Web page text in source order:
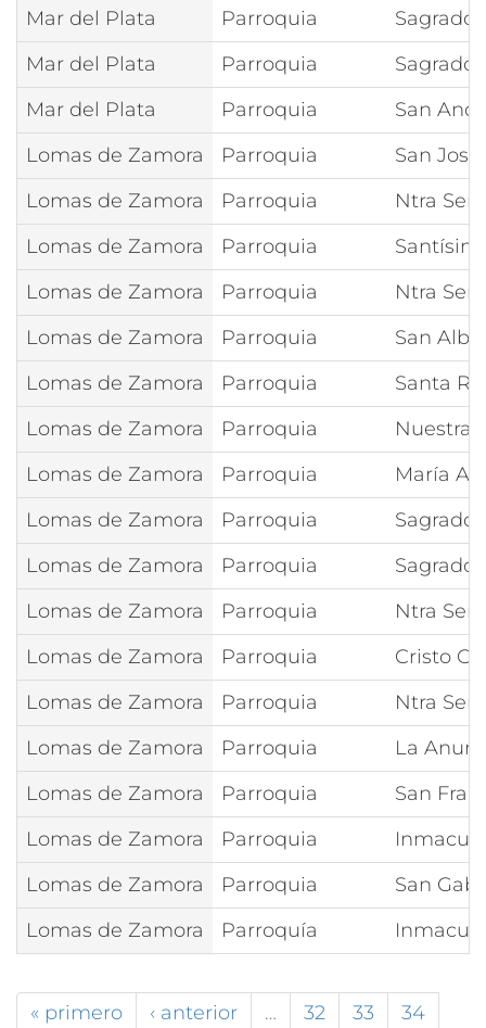
Mar del Plata Parroquia
Sagrado
Mar del Plata
Parroquia
Sagrado
Mar del Plata
Parroquia
San
Lomas de Zamora
Parroquia
San
Lomas de Zamora
Parroquia
Ntra
Lomas de Zamora
Parroquia
Lomas de Zamora
Parroquia
Ntra
Lomas de Zamora
Parroquia
San
Lomas de Zamora
Parroquia
Santa
Lomas de Zamora
Parroquia
Nuestra
Lomas de Zamora
Parroquia
María
Lomas de Zamora
Parroquia
Sagrado
Lomas de Zamora
Parroquia
Sagrado
Lomas de Zamora
Parroquia
Ntra
Lomas de Zamora
Parroquia
Cristo
Lomas de Zamora
Parroquia
Ntra
Lomas de Zamora
Parroquia
La
Lomas de Zamora
Parroquia
San
Lomas de Zamora
Parroquia
Lomas de Zamora
Parroquia
San
Lomas de Zamora
Parroquía
« primero ‹ anterior … 32 33
34